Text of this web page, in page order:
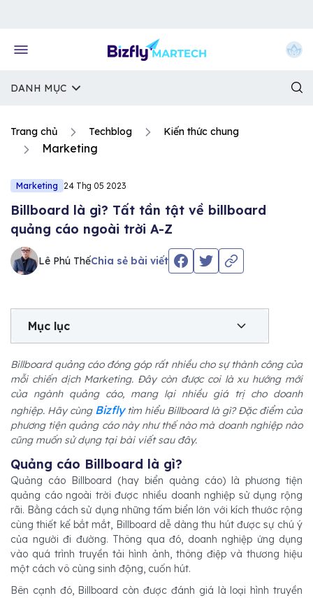
DANH MỤC
Trang chủ Techblog Kiến thức chung
Marketing
Marketing 24 Thg 05 2023
Billboard là gì? Tất tần tật về billboard
quảng cáo ngoài trời A-Z
Lê Phú ThếChia sẻ bài viết
Mục lục
Billboard quảng cáo đóng góp rất nhiều cho sự thành công của
mỗi chiến dịch Marketing. Đây còn được coi là xu hướng mới
của ngành quảng cáo, mang lại nhiều giá trị cho doanh
nghiệp. Hãy cùng Bizflytìm hiểu Billboard là gì? Đặc điểm của
phương tiện quảng cáo này như thế nào mà doanh nghiệp nào
cũng muốn sử dụng tại bài viết sau đây.
Quảng cáo Billboard là gì?
Quảng cáo Billboard (hay biển quảng cáo) là phương tiện
quảng cáo ngoài trời được nhiều doanh nghiệp sử dụng rộng
rãi. Bằng cách sử dụng những tấm biển lớn với kích thước rộng
cùng thiết kế bắt mắt, Billboard dễ dàng thu hút được sự chú ý
của người đi đường. Thông qua đó, doanh nghiệp ứng dụng
vào quá trình truyền tải hình ảnh, thông điệp và thương hiệu
một cách vô cùng sinh động, cuốn hút.
Bên cạnh đó, Billboard còn được đánh giá là loại hình truyền